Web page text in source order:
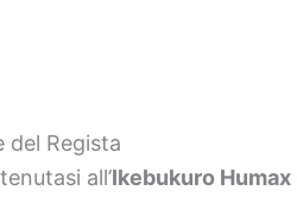
del Regista
all’Ikebukuro